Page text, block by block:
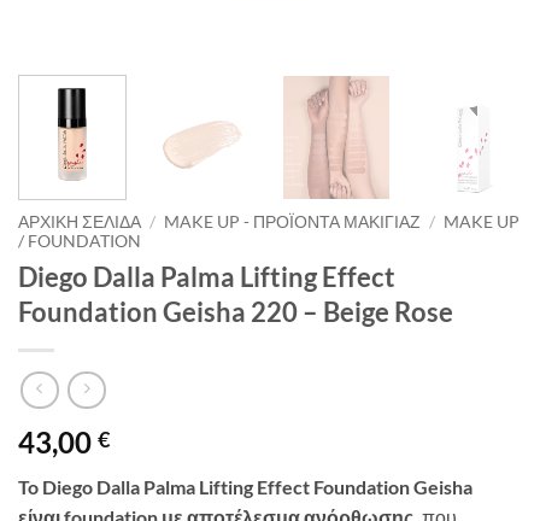
ΑΡΧΙΚΉ ΣΕΛΊΔΑ / MAKE UP - ΠΡΟΪΌΝΤΑ ΜΑΚΙΓΙΆΖ / MAKE UP
/ FOUNDATION
Diego Dalla Palma Lifting Effect
Foundation Geisha 220 – Beige Rose
43,00 €
To Diego Dalla Palma Lifting Effect Foundation Geisha